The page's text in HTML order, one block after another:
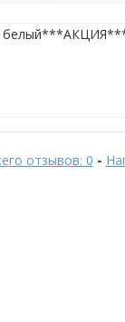
отзывов: 0 -